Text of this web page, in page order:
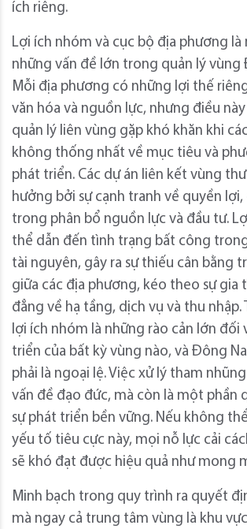
ích riêng.
Lợi ích nhóm và cục bộ địa phương
những vấn đề lớn trong quản lý vùng
Mỗi địa phương có những lợi thế
văn hóa và nguồn lực, nhưng điều
quản lý liên vùng gặp khó khăn khi
không thống nhất về mục tiêu và
phát triển. Các dự án liên kết vùng
hưởng bởi sự cạnh tranh về quyền lợi,
trong phân bổ nguồn lực và đầu tư.
thể dẫn đến tình trạng bất công
tài nguyên, gây ra sự thiếu cân bằng
giữa các địa phương, kéo theo sự gia
đẳng về hạ tầng, dịch vụ và thu nhập.
lợi ích nhóm là những rào cản lớn đối
triển của bất kỳ vùng nào, và Đông
phải là ngoại lệ. Việc xử lý tham
vấn đề đạo đức, mà còn là một phần
sự phát triển bền vững. Nếu không
yếu tố tiêu cực này, mọi nỗ lực cải
sẽ khó đạt được hiệu quả như mong
Minh bạch trong quy trình ra quyết
mà ngay cả trung tâm vùng là khu vực